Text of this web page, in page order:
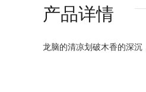
产品详情
龙脑的清凉划破木香的深沉